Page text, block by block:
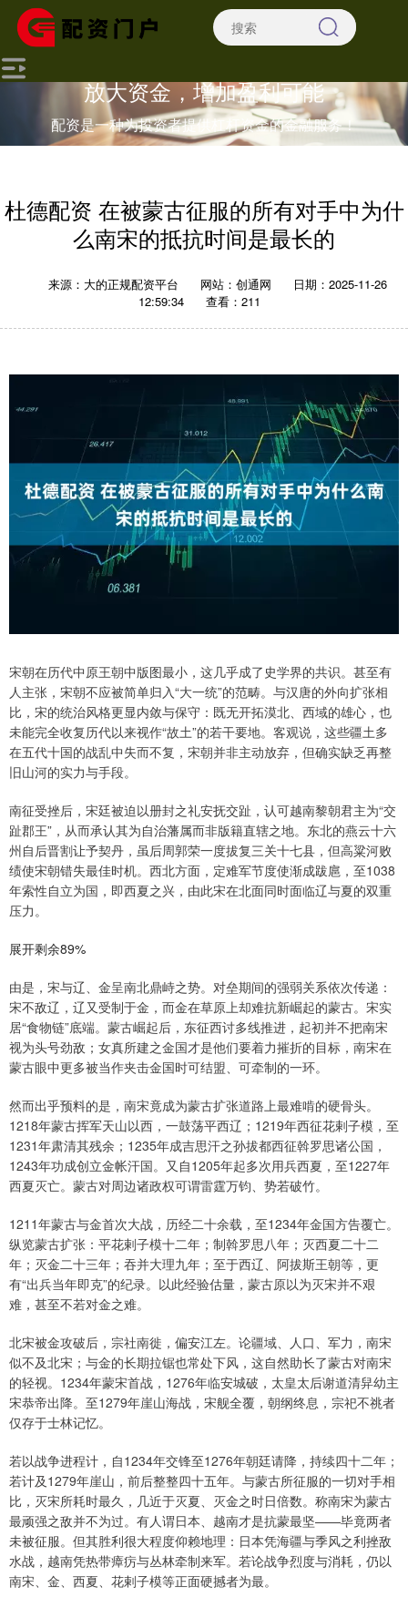
放大资金，增加盈利可能
配资是一种为投资者提供杠杆资金的金融服务！
杜德配资 在被蒙古征服的所有对手中为什
么南宋的抵抗时间是最长的
来源：大的正规配资平台 网站：创通网
日期：2025-11-26
12:59:34
查看：211
宋朝在历代中原王朝中版图最小，这几乎成了史学界的共识。甚至有
人主张，宋朝不应被简单归入“大一统”的范畴。与汉唐的外向扩张相
比，宋的统治风格更显内敛与保守：既无开拓漠北、西域的雄心，也
未能完全收复历代以来视作“故土”的若干要地。客观说，这些疆土多
在五代十国的战乱中失而不复，宋朝并非主动放弃，但确实缺乏再整
旧山河的实力与手段。
南征受挫后，宋廷被迫以册封之礼安抚交趾，认可越南黎朝君主为“交
趾郡王”，从而承认其为自治藩属而非版籍直辖之地。东北的燕云十六
州自后晋割让予契丹，虽后周郭荣一度拔复三关十七县，但高粱河败
绩使宋朝错失最佳时机。西北方面，定难军节度使渐成跋扈，至1038
年索性自立为国，即西夏之兴，由此宋在北面同时面临辽与夏的双重
压力。
展开剩余89%
由是，宋与辽、金呈南北鼎峙之势。对垒期间的强弱关系依次传递：
宋不敌辽，辽又受制于金，而金在草原上却难抗新崛起的蒙古。宋实
居“食物链”底端。蒙古崛起后，东征西讨多线推进，起初并不把南宋
视为头号劲敌；女真所建之金国才是他们要着力摧折的目标，南宋在
蒙古眼中更多被当作夹击金国时可结盟、可牵制的一环。
然而出乎预料的是，南宋竟成为蒙古扩张道路上最难啃的硬骨头。
1218年蒙古挥军天山以西，一鼓荡平西辽；1219年西征花剌子模，至
1231年肃清其残余；1235年成吉思汗之孙拔都西征斡罗思诸公国，
1243年功成创立金帐汗国。又自1205年起多次用兵西夏，至1227年
西夏灭亡。蒙古对周边诸政权可谓雷霆万钧、势若破竹。
1211年蒙古与金首次大战，历经二十余载，至1234年金国方告覆亡。
纵览蒙古扩张：平花剌子模十二年；制斡罗思八年；灭西夏二十二
年；灭金二十三年；吞并大理九年；至于西辽、阿拔斯王朝等，更
有“出兵当年即克”的纪录。以此经验估量，蒙古原以为灭宋并不艰
难，甚至不若对金之难。
北宋被金攻破后，宗社南徙，偏安江左。论疆域、人口、军力，南宋
似不及北宋；与金的长期拉锯也常处下风，这自然助长了蒙古对南宋
的轻视。1234年蒙宋首战，1276年临安城破，太皇太后谢道清舁幼主
宋恭帝出降。至1279年崖山海战，宋舰全覆，朝纲终息，宗祀不祧者
仅存于士林记忆。
若以战争进程计，自1234年交锋至1276年朝廷请降，持续四十二年；
若计及1279年崖山，前后整整四十五年。与蒙古所征服的一切对手相
比，灭宋所耗时最久，几近于灭夏、灭金之时日倍数。称南宋为蒙古
最顽强之敌并不为过。有人谓日本、越南才是抗蒙最坚——毕竟两者
未被征服。但其胜利很大程度仰赖地理：日本凭海疆与季风之利挫敌
水战，越南凭热带瘴疠与丛林牵制来军。若论战争烈度与消耗，仍以
南宋、金、西夏、花剌子模等正面硬撼者为最。